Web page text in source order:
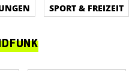
SPORT & FREIZEIT